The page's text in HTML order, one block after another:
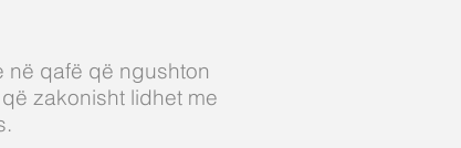
në qafë që ngushton
zakonisht lidhet me